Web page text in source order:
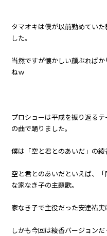
タマオキは僕が以前勤めてい
した。
当然ですが懐かしい顔ぶれば
ねｗ
プロショーは平成を振り返る
の曲で踊りました。
僕は「空と君とのあいだ」の綾
空と君とのあいだといえば、
な家なき子の主題歌。
家なき子で主役だった安達祐実
しかも今回は綾香バージョン